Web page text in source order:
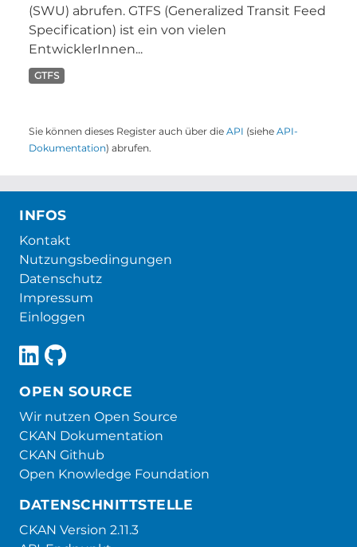
(SWU) abrufen. GTFS (Generalized Transit Feed
Specification) ist ein von vielen
EntwicklerInnen...
GTFS
Sie können dieses Register auch über die API (siehe API-
Dokumentation) abrufen.
INFOS
Kontakt
Nutzungsbedingungen
Datenschutz
Impressum
Einloggen
OPEN SOURCE
Wir nutzen Open Source
CKAN Dokumentation
CKAN Github
Open Knowledge Foundation
DATENSCHNITTSTELLE
CKAN Version 2.11.3